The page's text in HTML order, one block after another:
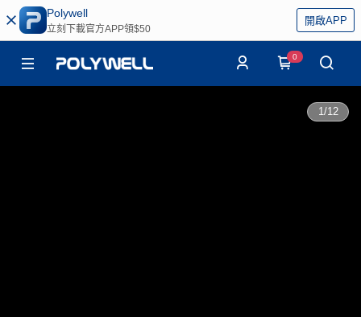
Polywell
立刻下載官方APP領$50
開啟APP
0
1/12